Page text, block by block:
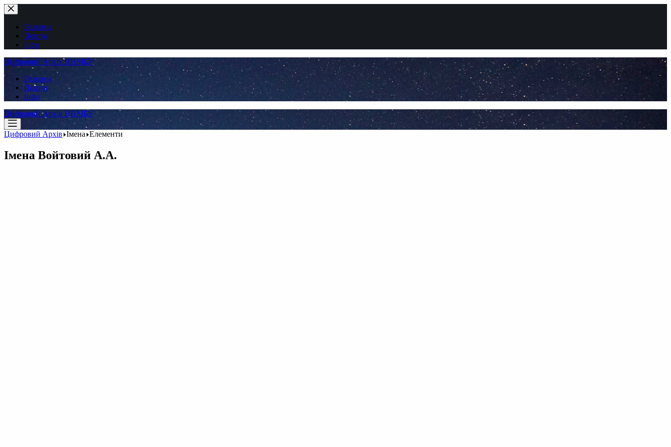
Перейти
до
вмістуГоловна
Пошук
Інфо
Цифровий Архів ННМБУ
Головна
Пошук
Інфо
Цифровий Архів ННМБУ
Цифровий Архів Імена Елементи
Імена Войтовий А.А.